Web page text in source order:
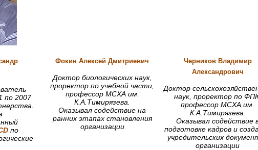
по 2007
по
Фокин Алексей Дмитриевич
Доктор биологических наук,
проректор по учебной части,
профессор МСХА им.
К.А.Тимирязева.
Оказывал содействие на
ранних этапах становления
организации
Черников Владимир
Александрович
Доктор
наук, проректор по
профессор МСХА им.
К.А.Тимирязева.
Оказывал содействие
подготовке кадров и
учредительских
организации